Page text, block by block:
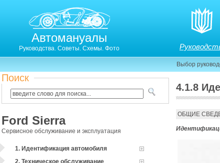
Автомануалы
Руководства. Советы. Схемы. Фото
Выбор
Поиск
Ford Sierra
Сервисное обслуживание и эксплуатация
1. Идентификация автомобиля
2. Техническое обслуживание
4.1.8
ОБЩИЕ